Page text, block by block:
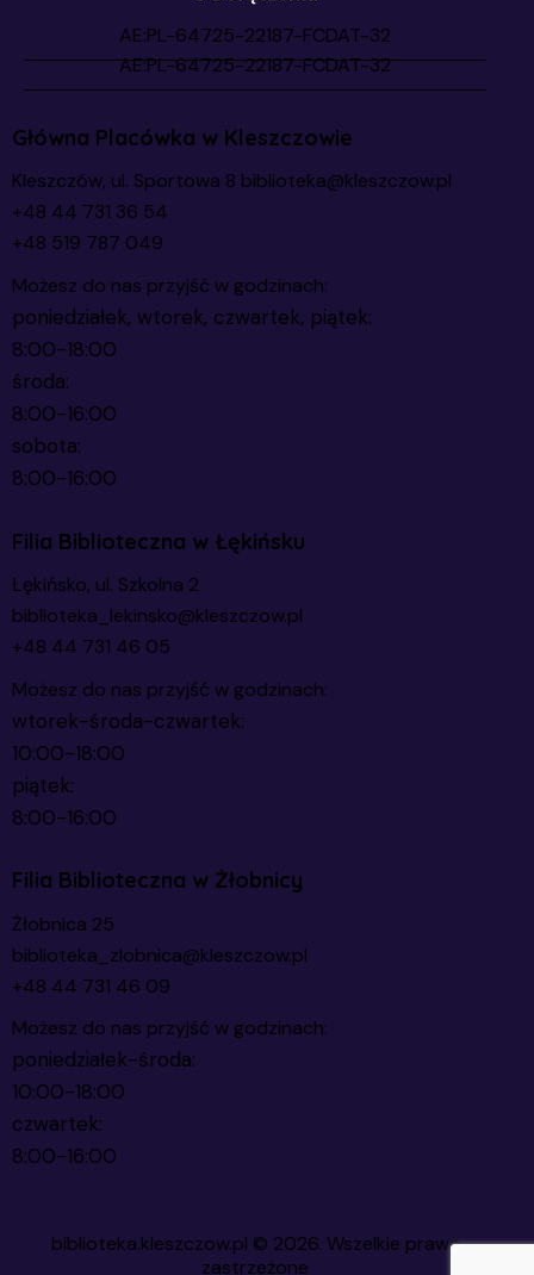
Główna Placówka w Kleszczowie
Kleszczów, ul. Sportowa 8 biblioteka@kleszczow.pl
+48 44 731 36 54
+48 519 787 049
Możesz do nas przyjść w godzinach:
poniedziałek, wtorek, czwartek, piątek:
8:00-18:00
środa:
8:00-16:00
sobota:
8:00-16:00
Filia Biblioteczna w Łękińsku
Łękińsko, ul. Szkolna 2
biblioteka_lekinsko@kleszczow.pl
+48 44 731 46 05
Możesz do nas przyjść w godzinach:
wtorek-środa-czwartek:
10:00-18:00
piątek:
8:00-16:00
Filia Biblioteczna w Żłobnicy
Żłobnica 25
biblioteka_zlobnica@kleszczow.pl
+48 44 731 46 09
Możesz do nas przyjść w godzinach:
poniedziałek-środa:
10:00-18:00
czwartek:
8:00-16:00
biblioteka.kleszczow.pl © 2026. Wszelkie prawa
zastrzeżone